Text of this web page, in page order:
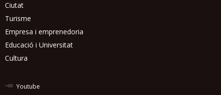
Ciutat
Turisme
Empresa i emprenedoria
Educació i Universitat
Cultura
Youtube